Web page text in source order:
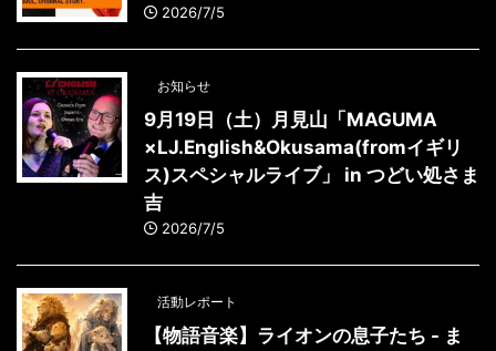
2026/7/5
お知らせ
9月19日（土）月見山「MAGUMA
×LJ.English&Okusama(fromイギリ
ス)スペシャルライブ」 in つどい処さま
吉
2026/7/5
活動レポート
【物語音楽】ライオンの息子たち - ま